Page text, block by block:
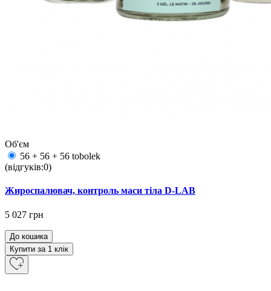
Об'єм
56 + 56 + 56 tobolek
(відгуків:0)
Жироспалювач, контроль маси тіла D-LAB
5 027 грн
До кошика
Купити за 1 клiк